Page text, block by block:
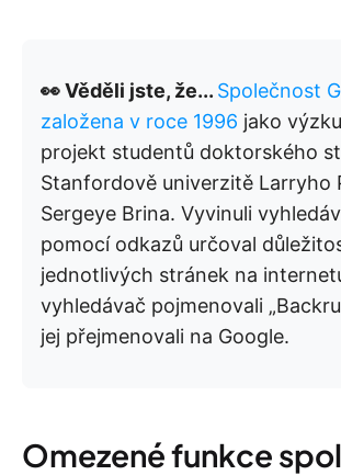
👀 Věděli jste, že... Společnost
založena v roce 1996 jako
projekt studentů doktorského
Stanfordově univerzitě Larryho
Sergeye Brina. Vyvinuli
pomocí odkazů určoval
jednotlivých stránek na
vyhledávač pojmenovali
jej přejmenovali na Google.
Omezené funkce